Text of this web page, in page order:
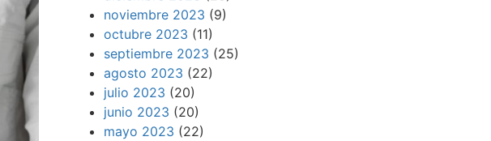
noviembre 2023 (9)
octubre 2023 (11)
septiembre 2023 (25)
agosto 2023 (22)
julio 2023 (20)
junio 2023 (20)
mayo 2023 (22)